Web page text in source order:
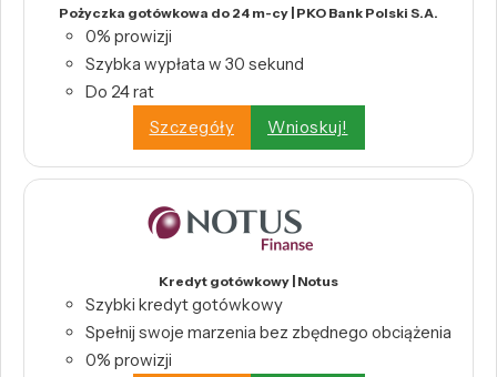
Pożyczka gotówkowa do 24 m-cy | PKO Bank Polski S.A.
0% prowizji
Szybka wypłata w 30 sekund
Do 24 rat
Szczegóły
Wnioskuj!
Kredyt gotówkowy | Notus
Szybki kredyt gotówkowy
Spełnij swoje marzenia bez zbędnego obciążenia
0% prowizji